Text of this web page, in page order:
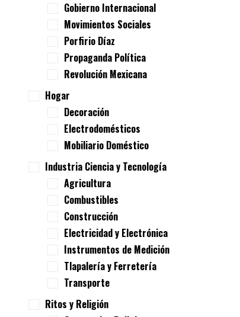
Gobierno Internacional
Movimientos Sociales
Porfirio Díaz
Propaganda Política
Revolución Mexicana
Hogar
Decoración
Electrodomésticos
Mobiliario Doméstico
Industria Ciencia y Tecnología
Agricultura
Combustibles
Construcción
Electricidad y Electrónica
Instrumentos de Medición
Tlapalería y Ferretería
Transporte
Ritos y Religión